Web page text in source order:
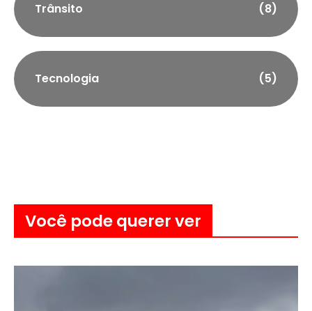
Trânsito (8)
Tecnologia (5)
Você pode querer ver